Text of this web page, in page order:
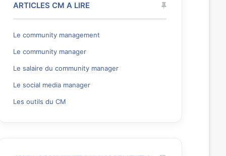
ARTICLES CM A LIRE
Le community management
Le community manager
Le salaire du community manager
Le social media manager
Les outils du CM